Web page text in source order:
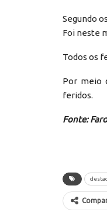
Segundo
Foi neste
Todos os
Por meio
feridos.
Fonte: